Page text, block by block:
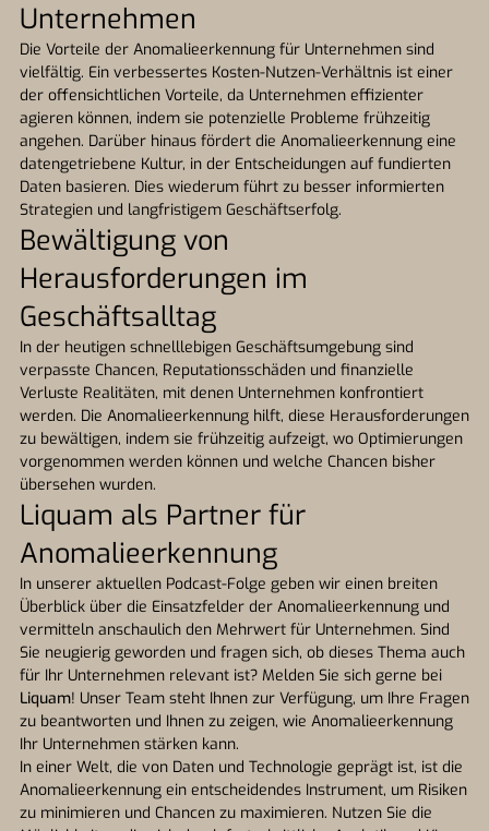
Unternehmen
Die Vorteile der Anomalieerkennung für Unternehmen sind
vielfältig. Ein verbessertes Kosten-Nutzen-Verhältnis ist einer
der offensichtlichen Vorteile, da Unternehmen effizienter
agieren können, indem sie potenzielle Probleme frühzeitig
angehen. Darüber hinaus fördert die Anomalieerkennung eine
datengetriebene Kultur, in der Entscheidungen auf fundierten
Daten basieren. Dies wiederum führt zu besser informierten
Strategien und langfristigem Geschäftserfolg.
Bewältigung von
Herausforderungen im
Geschäftsalltag
In der heutigen schnelllebigen Geschäftsumgebung sind
verpasste Chancen, Reputationsschäden und finanzielle
Verluste Realitäten, mit denen Unternehmen konfrontiert
werden. Die Anomalieerkennung hilft, diese Herausforderungen
zu bewältigen, indem sie frühzeitig aufzeigt, wo Optimierungen
vorgenommen werden können und welche Chancen bisher
übersehen wurden.
Liquam als Partner für
Anomalieerkennung
In unserer aktuellen Podcast-Folge geben wir einen breiten
Überblick über die Einsatzfelder der Anomalieerkennung und
vermitteln anschaulich den Mehrwert für Unternehmen. Sind
Sie neugierig geworden und fragen sich, ob dieses Thema auch
für Ihr Unternehmen relevant ist? Melden Sie sich gerne bei
Liquam! Unser Team steht Ihnen zur Verfügung, um Ihre Fragen
zu beantworten und Ihnen zu zeigen, wie Anomalieerkennung
Ihr Unternehmen stärken kann.
In einer Welt, die von Daten und Technologie geprägt ist, ist die
Anomalieerkennung ein entscheidendes Instrument, um Risiken
zu minimieren und Chancen zu maximieren. Nutzen Sie die